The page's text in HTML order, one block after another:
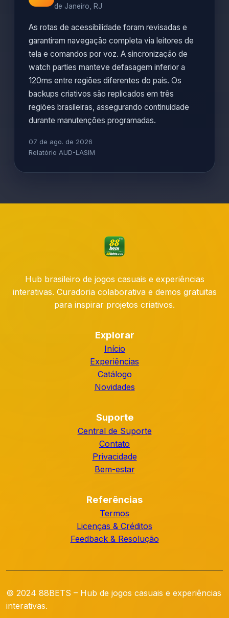
de Janeiro, RJ
As rotas de acessibilidade foram revisadas e
garantiram navegação completa via leitores de
tela e comandos por voz. A sincronização de
watch parties manteve defasagem inferior a
120ms entre regiões diferentes do país. Os
backups criativos são replicados em três
regiões brasileiras, assegurando continuidade
durante manutenções programadas.
07 de ago. de 2026
Relatório AUD-LASIM
Hub brasileiro de jogos casuais e experiências
interativas. Curadoria colaborativa e demos gratuitas
para inspirar projetos criativos.
Explorar
Início
Experiências
Catálogo
Novidades
Suporte
Central de Suporte
Contato
Privacidade
Bem-estar
Referências
Termos
Licenças & Créditos
Feedback & Resolução
© 2024 88BETS – Hub de jogos casuais e experiências
interativas.